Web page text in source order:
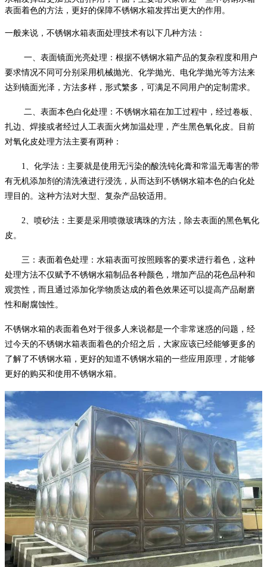
表面着色的方法，更好的保障不锈钢水箱发挥出更大的作用。
一般来说，不锈钢水箱表面处理技术有以下几种方法：
一、表面镜面光亮处理：根据不锈钢水箱产品的复杂程度和用户
要求情况不同可分别采用机械抛光、化学抛光、电化学抛光等方法来
达到镜面光泽，方法多样，形式繁多，可满足不同用户的定制需求。
二、表面本色白化处理：不锈钢水箱在加工过程中，经过卷板、
扎边、焊接或者经过人工表面火烤加温处理，产生黑色氧化皮。目前
对氧化皮处理方法主要有两种：
1、化学法：主要就是使用无污染的酸洗钝化膏和常温无毒害的带
有无机添加剂的清洗液进行浸洗，从而达到不锈钢水箱本色的白化处
理目的。这种方法对大型、复杂产品较适用。
2、喷砂法：主要是采用喷微玻璃珠的方法，除去表面的黑色氧化
皮。
三：表面着色处理：水箱表面可按照顾客的要求进行着色，这种
处理方法不仅赋予不锈钢水箱制品各种颜色，增加产品的花色品种和
观赏性，而且通过添加化学物质达成的着色效果还可以提高产品耐磨
性和耐腐蚀性。
不锈钢水箱的表面着色对于很多人来说都是一个非常迷惑的问题，经
过今天的不锈钢水箱表面着色的介绍之后，大家应该已经能够更多的
了解了不锈钢水箱，更好的知道不锈钢水箱的一些应用原理，才能够
更好的购买和使用不锈钢水箱。